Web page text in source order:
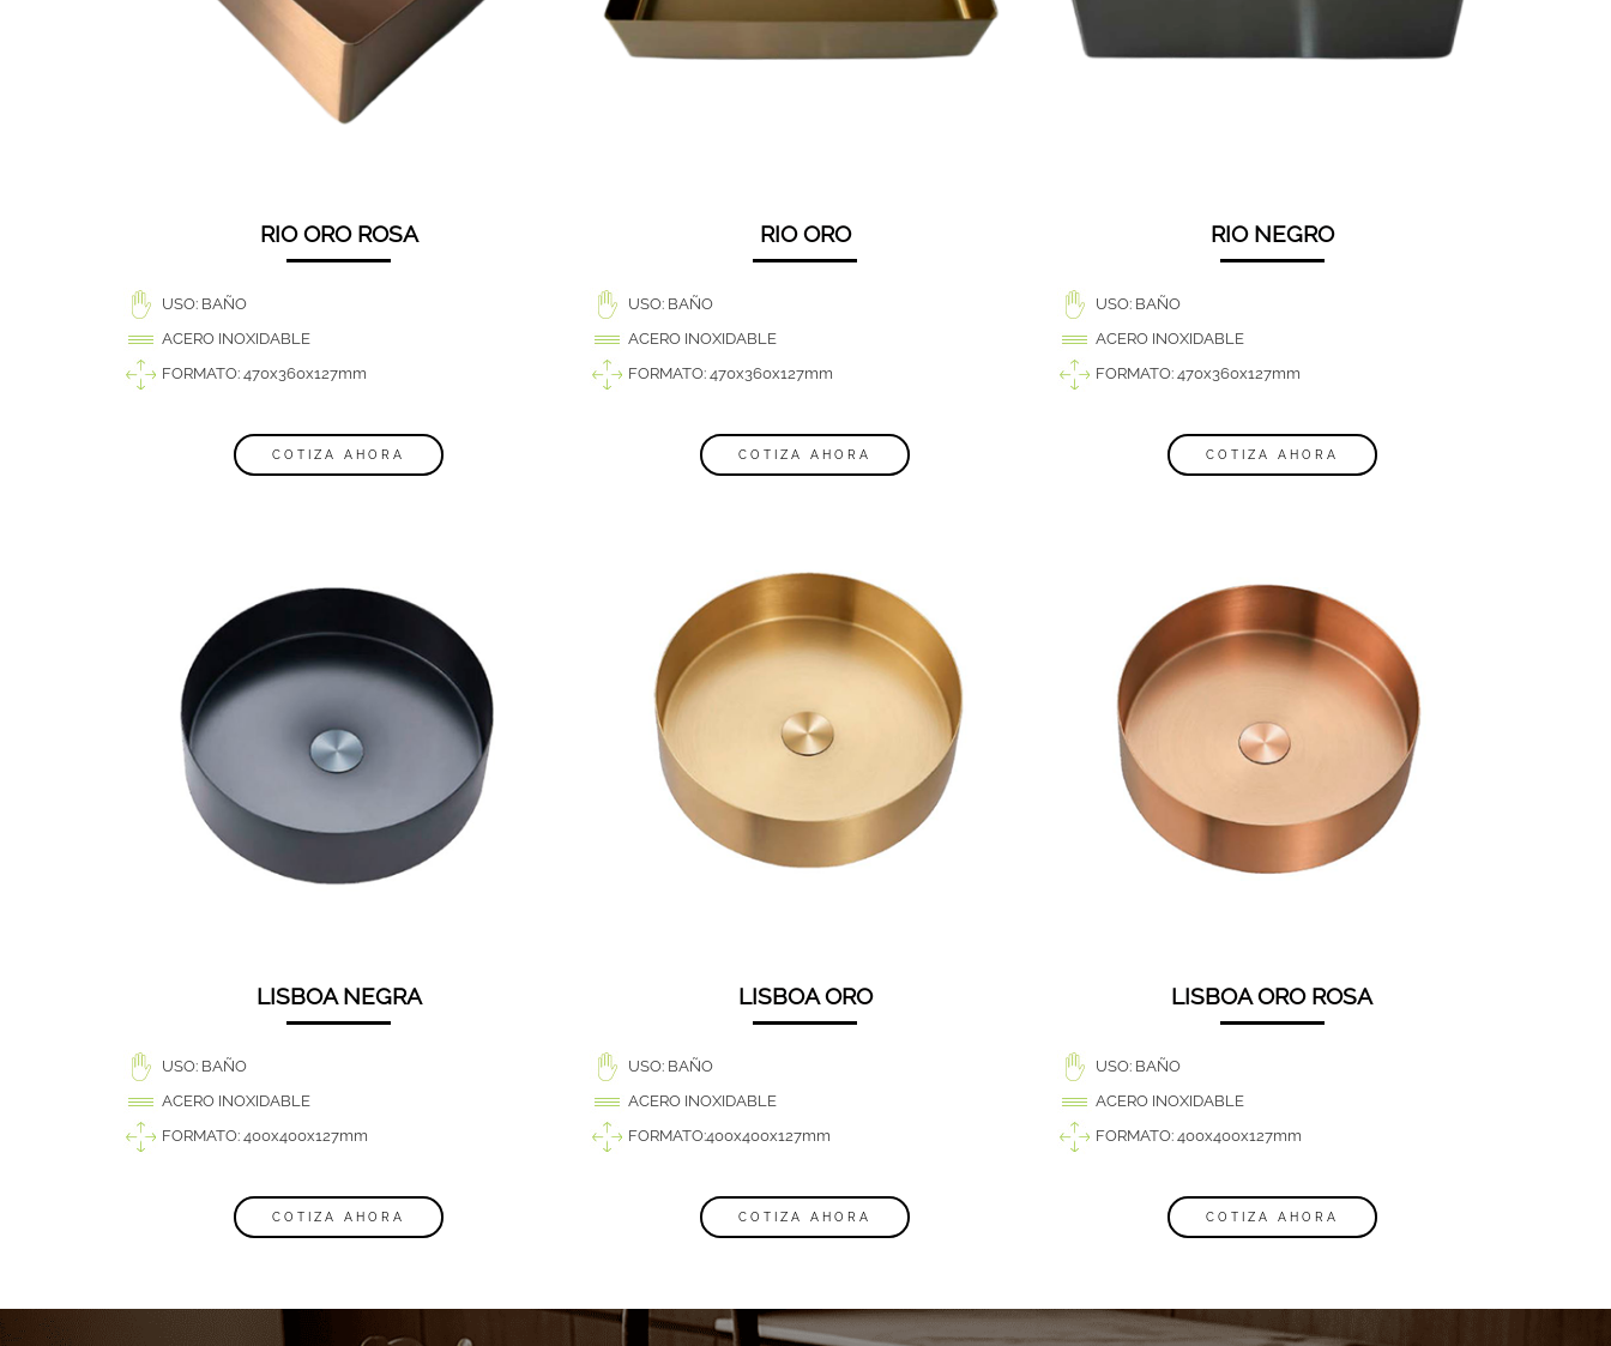
RIO ORO ROSA
USO: BAÑO
ACERO INOXIDABLE
FORMATO: 470x360x127mm
COTIZA AHORA
RIO ORO
USO: BAÑO
ACERO INOXIDABLE
FORMATO: 470x360x127mm
COTIZA AHORA
RIO NEGRO
USO: BAÑO
ACERO INOXIDABLE
FORMATO: 470x360x127mm
COTIZA AHORA
LISBOA NEGRA
USO: BAÑO
ACERO INOXIDABLE
FORMATO: 400x400x127mm
COTIZA AHORA
LISBOA ORO
USO: BAÑO
ACERO INOXIDABLE
FORMATO:400x400x127mm
COTIZA AHORA
LISBOA ORO ROSA
USO: BAÑO
ACERO INOXIDABLE
FORMATO: 400x400x127mm
COTIZA AHORA